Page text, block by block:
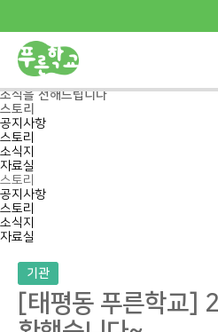
Pureun School
푸른학교의
소식을 전해드립니다
스토리
공지사항
스토리
소식지
자료실
스토리
공지사항
스토리
소식지
자료실
기관
[태평동 푸른학교]